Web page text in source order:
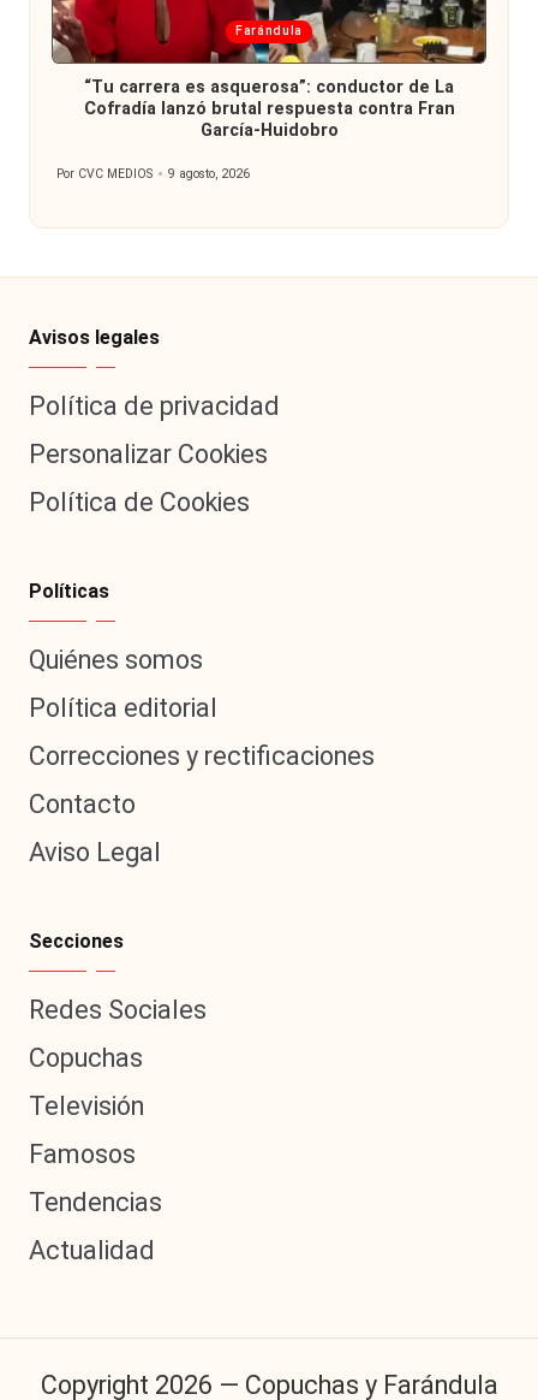
Publicada
en
Farándula
“Tu carrera es asquerosa”: conductor de La
Cofradía lanzó brutal respuesta contra Fran
García-Huidobro
Publicado
Por CVC MEDIOS 9 agosto, 2026
Avisos legales
Política de privacidad
Personalizar Cookies
Política de Cookies
Políticas
Quiénes somos
Política editorial
Correcciones y rectificaciones
Contacto
Aviso Legal
Secciones
Redes Sociales
Copuchas
Televisión
Famosos
Tendencias
Actualidad
Copyright 2026 — Copuchas y Farándula